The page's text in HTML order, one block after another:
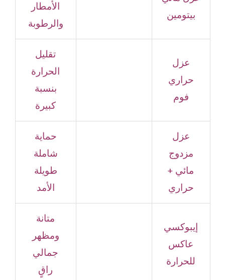
بيتومين
الأمطار
والرطوبة
عزل
حراري
فوم
تقليل
الحرارة
بنسبة
كبيرة
عزل
مزدوج
مائي +
حراري
حماية
شاملة
طويلة
الأمد
إيبوكسي
عاكس
للحرارة
متانة
ومظهر
جمالي
راقٍ